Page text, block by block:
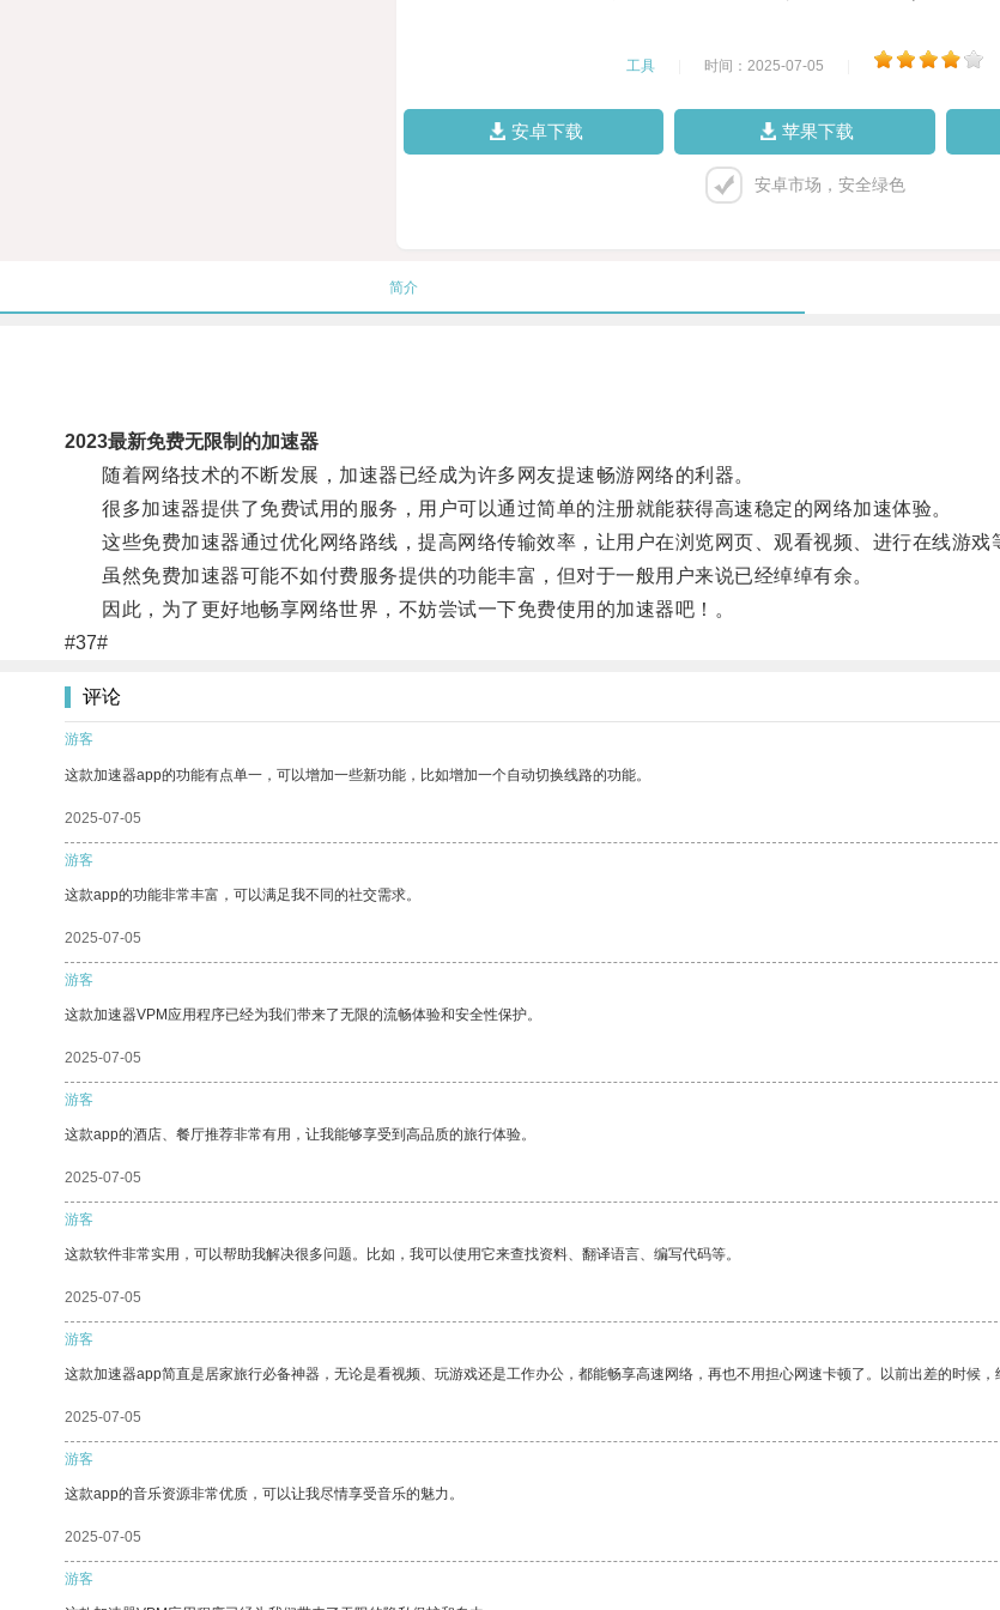
工具 时间：2025-07-05
安卓下载 苹果下载
安卓市场，安全绿色
简介
2023最新免费无限制的加速器
随着网络技术的不断发展，加速器已经成为许多网友提速畅游网络的利器。
很多加速器提供了免费试用的服务，用户可以通过简单的注册就能获得高速稳定的网络加速体验。
这些免费加速器通过优化网络路线，提高网络传输效率，让用户在浏览网页、观看视频、进行在线游戏
虽然免费加速器可能不如付费服务提供的功能丰富，但对于一般用户来说已经绰绰有余。
因此，为了更好地畅享网络世界，不妨尝试一下免费使用的加速器吧！。
#37#
评论
游客
这款加速器app的功能有点单一，可以增加一些新功能，比如增加一个自动切换线路的功能。
2025-07-05
游客
这款app的功能非常丰富，可以满足我不同的社交需求。
2025-07-05
游客
这款加速器VPM应用程序已经为我们带来了无限的流畅体验和安全性保护。
2025-07-05
游客
这款app的酒店、餐厅推荐非常有用，让我能够享受到高品质的旅行体验。
2025-07-05
游客
这款软件非常实用，可以帮助我解决很多问题。比如，我可以使用它来查找资料、翻译语言、编写代码等。
2025-07-05
游客
这款加速器app简直是居家旅行必备神器，无论是看视频、玩游戏还是工作办公，都能畅享高速网络，再也不用担心网速卡顿了。以前出差的时候
2025-07-05
游客
这款app的音乐资源非常优质，可以让我尽情享受音乐的魅力。
2025-07-05
游客